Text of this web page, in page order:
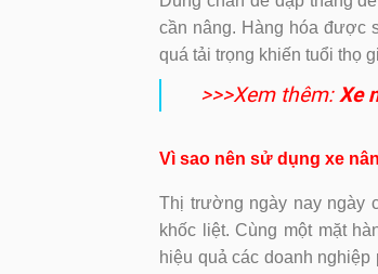
cần nâng. Hàng hóa được
quá tải trọng khiến tuổi thọ
>>>Xem thêm:Xe
Vì sao nên sử dụng xe
Thị trường ngày nay ngày
khốc liệt. Cùng một mặt
hiệu quả các doanh